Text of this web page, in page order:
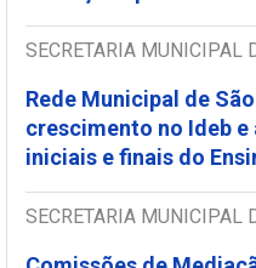
SECRETARIA MUNICIPAL
Rede Municipal de
crescimento no Ideb e
iniciais e finais do
SECRETARIA MUNICIPAL